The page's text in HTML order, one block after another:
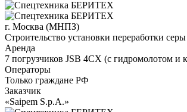
г. Москва (МНПЗ)
Строительство установки переработки серы
Аренда
7 погрузчиков JSB 4CX (с гидромолотом
Операторы
Только граждане РФ
Заказчик
«Saipem S.p.A.»